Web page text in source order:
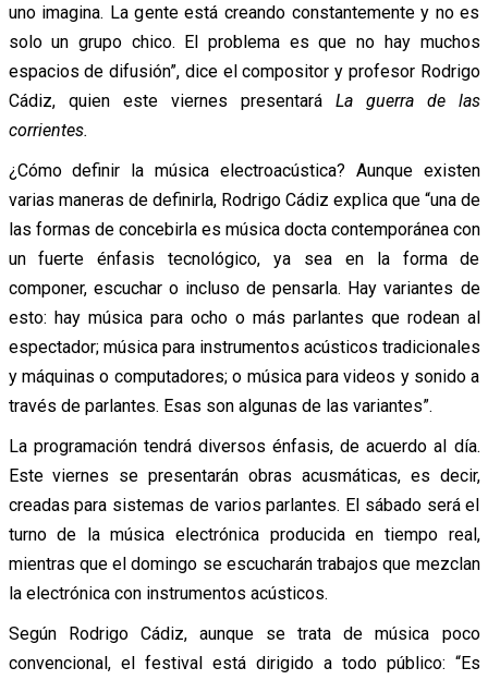
uno imagina. La gente está creando constantemente y no es
solo un grupo chico. El problema es que no hay muchos
espacios de difusión”, dice el compositor y profesor Rodrigo
Cádiz, quien este viernes presentará La guerra de las
corrientes.
¿Cómo definir la música electroacústica? Aunque existen
varias maneras de definirla, Rodrigo Cádiz explica que “una de
las formas de concebirla es música docta contemporánea con
un fuerte énfasis tecnológico, ya sea en la forma de
componer, escuchar o incluso de pensarla. Hay variantes de
esto: hay música para ocho o más parlantes que rodean al
espectador; música para instrumentos acústicos tradicionales
y máquinas o computadores; o música para videos y sonido a
través de parlantes. Esas son algunas de las variantes”.
La programación tendrá diversos énfasis, de acuerdo al día.
Este viernes se presentarán obras acusmáticas, es decir,
creadas para sistemas de varios parlantes. El sábado será el
turno de la música electrónica producida en tiempo real,
mientras que el domingo se escucharán trabajos que mezclan
la electrónica con instrumentos acústicos.
Según Rodrigo Cádiz, aunque se trata de música poco
convencional, el festival está dirigido a todo público: “Es